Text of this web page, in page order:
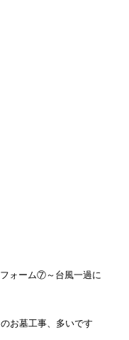
ォーム⑦～台風一過に
お墓工事、多いです